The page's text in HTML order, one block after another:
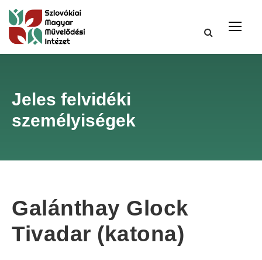
Jeles felvidéki
személyiségek
Galánthay Glock
Tivadar (katona)